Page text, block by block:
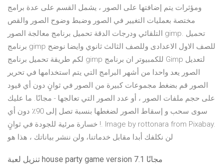
ومؤثرات يتم إضافتها على الصور ، يشمل القسم على عدة برامج
مختصة بعمليات التغيير في الصور وضبط وضوح الصور والقص
التلقائي ودرجات الدقة تحميل برنامج معالجة الصور gimp. تحميل
برنامج gimp للصف الاول الاعدادى وللصف الثالث ثانوي وايضا نوضح
لكم طريقة تحميل برنامج gimp للكمبيوتر ان برنامج Gimp لتعديل
الصور يعد واحدا من أشهر البرامج التي يتم استخدامها في تحرير
الصور قم بضغط مجموعات كبيرة من الصور في ثوانٍ دون أي قيود
على حجم ملفات الصور ، أو عدد الصور التي تعالجها - مجانًا. ما عليك
سوى سحب و إسقاط الصور لضغطها بنسبة تصل إلى 90٪ دون أي
خسارة مرئية للجودة في ثوانٍ !. Image by rottonara from Pixabay.
لن نكلفك أبدا مقابل خدماتنا، ولن ننشر بياناتك ، هذا هو
تنزيل لعبة house party game version 7.1 مجانًا